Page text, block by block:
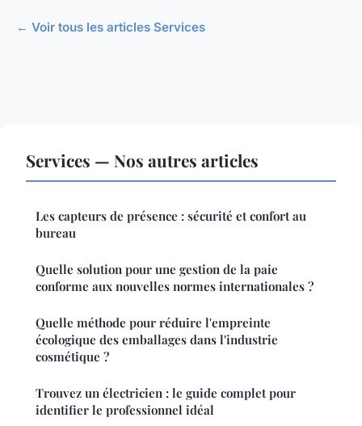
← Voir tous les articles Services
Services — Nos autres articles
Les capteurs de présence : sécurité et confort au
bureau
Quelle solution pour une gestion de la paie
conforme aux nouvelles normes internationales ?
Quelle méthode pour réduire l'empreinte
écologique des emballages dans l'industrie
cosmétique ?
Trouvez un électricien : le guide complet pour
identifier le professionnel idéal